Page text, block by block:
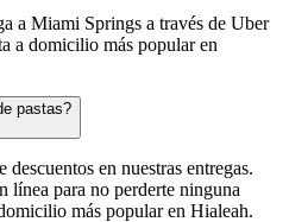
a Miami Springs a través de Uber
a domicilio más popular en
pastas?
en nuestras entregas.
línea para no perderte ninguna
más popular en Hialeah.